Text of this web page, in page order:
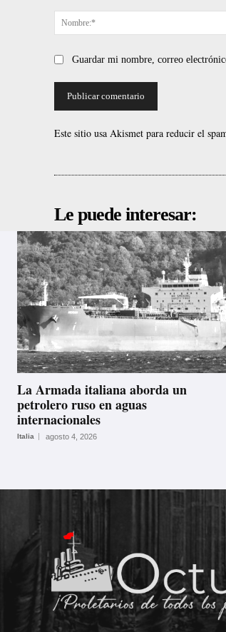
Guardar mi nombre, correo
Este sitio usa Akismet para reducir el
Le puede interesar:
La Armada italiana aborda un
petrolero ruso en aguas
internacionales
Italia agosto 4, 2026